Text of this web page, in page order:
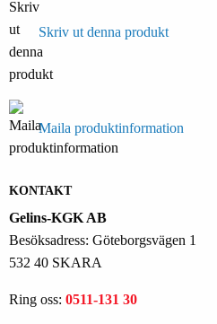
Skriv ut denna produkt
Maila produktinformation
KONTAKT
Gelins-KGK AB
Besöksadress: Göteborgsvägen 1
532 40 SKARA
Ring oss: 0511-131 30